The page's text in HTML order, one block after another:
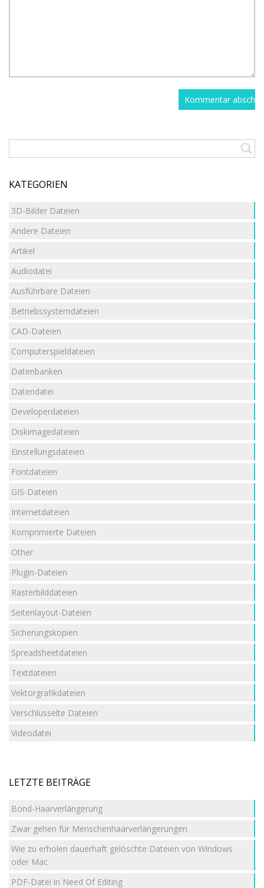
KATEGORIEN
3D-Bilder Dateien
Andere Dateien
Artikel
Audiodatei
Ausführbare Dateien
Betriebssystemdateien
CAD-Dateien
Computerspieldateien
Datenbanken
Datendatei
Developerdateien
Diskimagedateien
Einstellungsdateien
Fontdateien
GIS-Dateien
Internetdateien
Komprimierte Dateien
Other
Plugin-Dateien
Rasterbilddateien
Seitenlayout-Dateien
Sicherungskopien
Spreadsheetdateien
Textdateien
Vektorgrafikdateien
Verschlüsselte Dateien
Videodatei
LETZTE BEITRÄGE
Bond-Haarverlängerung
Zwar gehen für Menschenhaarverlängerungen
Wie zu erholen dauerhaft gelöschte Dateien von Windows
oder Mac
PDF-Datei in Need Of Editing